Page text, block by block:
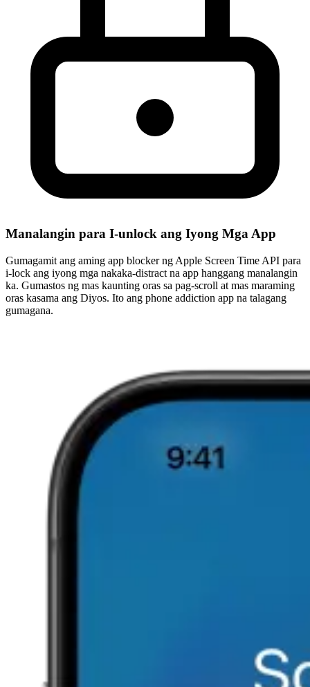
Manalangin para I-unlock ang Iyong Mga App
Gumagamit ang aming app blocker ng Apple Screen Time API para
i-lock ang iyong mga nakaka-distract na app hanggang manalangin
ka. Gumastos ng mas kaunting oras sa pag-scroll at mas maraming
oras kasama ang Diyos. Ito ang phone addiction app na talagang
gumagana.